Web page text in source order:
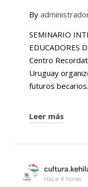
By
SEMINARIO
EDUCADORES
Centro
Uruguay
futuros
Leer más